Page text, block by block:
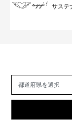
サステ